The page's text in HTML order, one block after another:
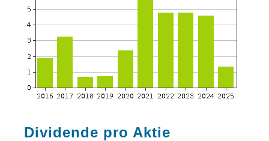
Dividende pro Aktie